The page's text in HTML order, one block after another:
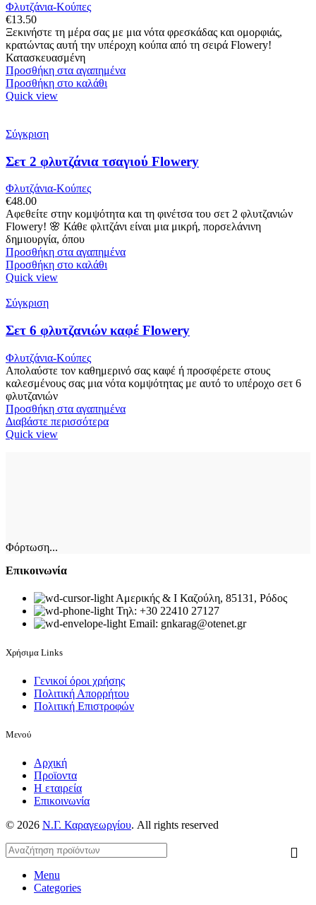
Φλυτζάνια-Κούπες
€13.50
Ξεκινήστε τη μέρα σας με μια νότα φρεσκάδας και ομορφιάς,
κρατώντας αυτή την υπέροχη κούπα από τη σειρά Flowery!
Κατασκευασμένη
Προσθήκη στα αγαπημένα
Προσθήκη στο καλάθι
Quick view
Σύγκριση
Σετ 2 φλυτζάνια τσαγιού Flowery
Φλυτζάνια-Κούπες
€48.00
Αφεθείτε στην κομψότητα και τη φινέτσα του σετ 2 φλυτζανιών
Flowery! 🌸 Κάθε φλιτζάνι είναι μια μικρή, πορσελάνινη
δημιουργία, όπου
Προσθήκη στα αγαπημένα
Προσθήκη στο καλάθι
Quick view
Σύγκριση
Σετ 6 φλυτζανιών καφέ Flowery
Φλυτζάνια-Κούπες
Απολαύστε τον καθημερινό σας καφέ ή προσφέρετε στους
καλεσμένους σας μια νότα κομψότητας με αυτό το υπέροχο σετ 6
φλυτζανιών
Προσθήκη στα αγαπημένα
Διαβάστε περισσότερα
Quick view
Φόρτωση...
Επικοινωνία
Αμερικής & Ι Καζούλη, 85131, Ρόδος
Τηλ: +30 22410 27127
Email: gnkarag@otenet.gr
Χρήσιμα Links
Γενικοί όροι χρήσης
Πολιτική Απορρήτου
Πολιτική Επιστροφών
Μενού
Αρχική
Προϊοντα
Η εταιρεία
Επικοινωνία
© 2026 Ν.Γ. Καραγεωργίου. All rights reserved
Menu
Categories